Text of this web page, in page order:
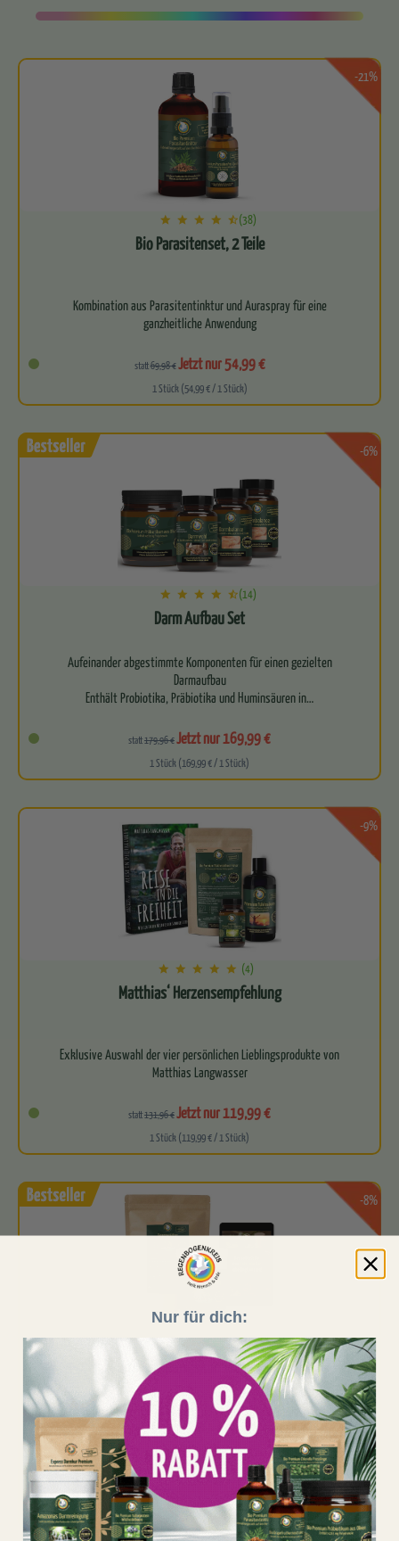
-21%
(38)
Bio Parasitenset, 2 Teile
Kombination aus Parasitentinktur und Auraspray für eine
ganzheitliche Anwendung
Befreit deinen Körper auf allen Ebenen
Begl…
statt69,98 €Jetzt nur 54,99 €
1 Stück (54,99 € / 1 Stück)
-6%
(14)
Darm Aufbau Set
Aufeinander abgestimmte Komponenten für einen gezielten
Darmaufbau
Enthält Probiotika, Präbiotika und Huminsäuren in…
statt179,96 €Jetzt nur 169,99 €
1 Stück (169,99 € / 1 Stück)
-9%
(4)
Matthias‘ Herzensempfehlung
Exklusive Auswahl der vier persönlichen Lieblingsprodukte von
Matthias Langwasser
Kraftvolles Quartett aus…
statt131,96 €Jetzt nur 119,99 €
1 Stück (119,99 € / 1 Stück)
-8%
(298)
Entschlackungskur Set (Pulver)
Ganzheitlich abgestimmtes Set ausAmazonas Darmreinigungund
Regenwaldtee
für eine intensive 2-Monats-Entschlackung
Zweimonatig…
statt124,97 € Jetzt nur 114,99 €
1 Stück (114,99 € / 1 Stück)
Nur für dich: